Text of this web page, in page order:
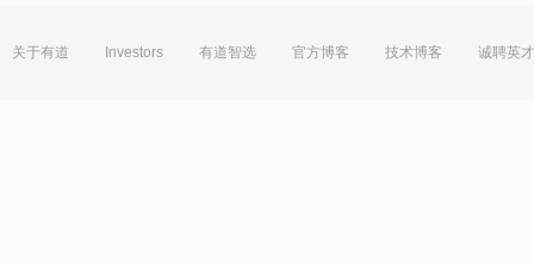
关于有道 Investors 有道智选 官方博客 技术博客 诚聘英才